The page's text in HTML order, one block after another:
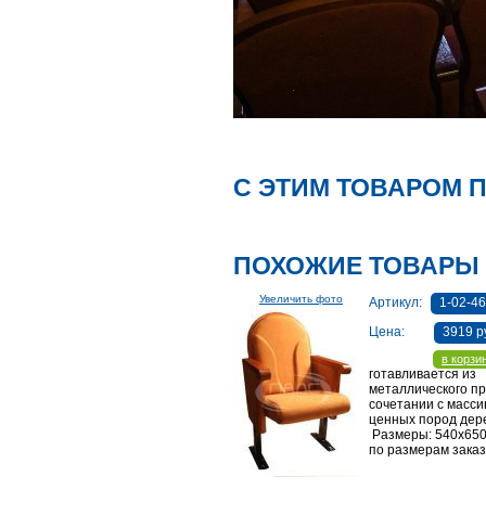
С ЭТИМ ТОВАРОМ
ПОХОЖИЕ ТОВАРЫ
Увеличить фото Артикул:
1-02-46
Цена:
3919
в
готавливается из
металлического
сочетании с
ценных пород
Размеры:
по размерам